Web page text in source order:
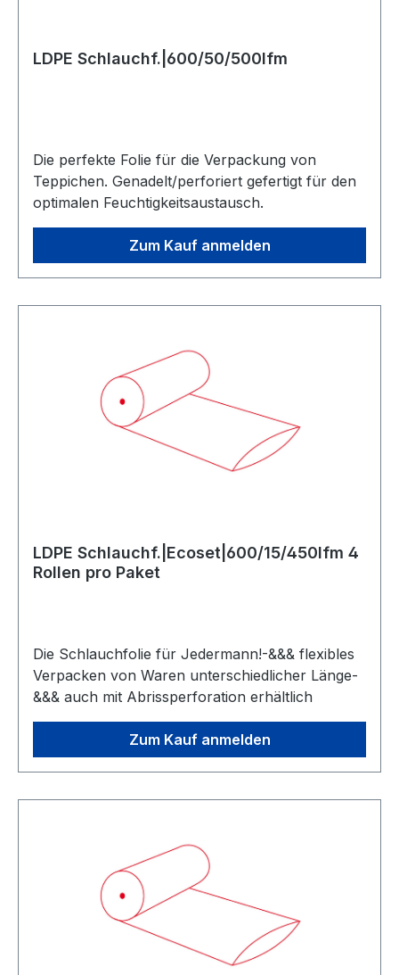
LDPE Schlauchf.|600/50/500lfm
Die perfekte Folie für die Verpackung von
Teppichen. Genadelt/perforiert gefertigt für den
optimalen Feuchtigkeitsaustausch.
Zum Kauf anmelden
LDPE Schlauchf.|Ecoset|600/15/450lfm 4
Rollen pro Paket
Die Schlauchfolie für Jedermann!-&&& flexibles
Verpacken von Waren unterschiedlicher Länge-
&&& auch mit Abrissperforation erhältlich
Zum Kauf anmelden